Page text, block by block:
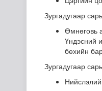
Зургадугаар
Өмнөговь
Үндэсний
бөхийн
Зургадугаар